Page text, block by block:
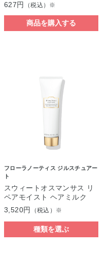
627円
（税込）※
商品を購入する
フローラノーティス ジルスチュアー
ト
スウィートオスマンサス リ
ペアモイスト ヘアミルク
3,520円
（税込）※
種類を選ぶ